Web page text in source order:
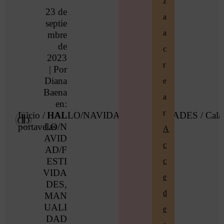
Inicio / HALLO/NAVIDAD/FESTIVIDADES /
portavelas
23 de
septie
mbre
de
2023
| Por
Diana
Baena
en:
HAL
LO/N
AVID
AD/F
ESTI
VIDA
DES,
MAN
UALI
DAD
a
a
c
r
e
a
r
A
c
c
e
d
e